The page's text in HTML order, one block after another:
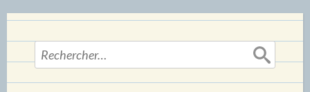
Rechercher :